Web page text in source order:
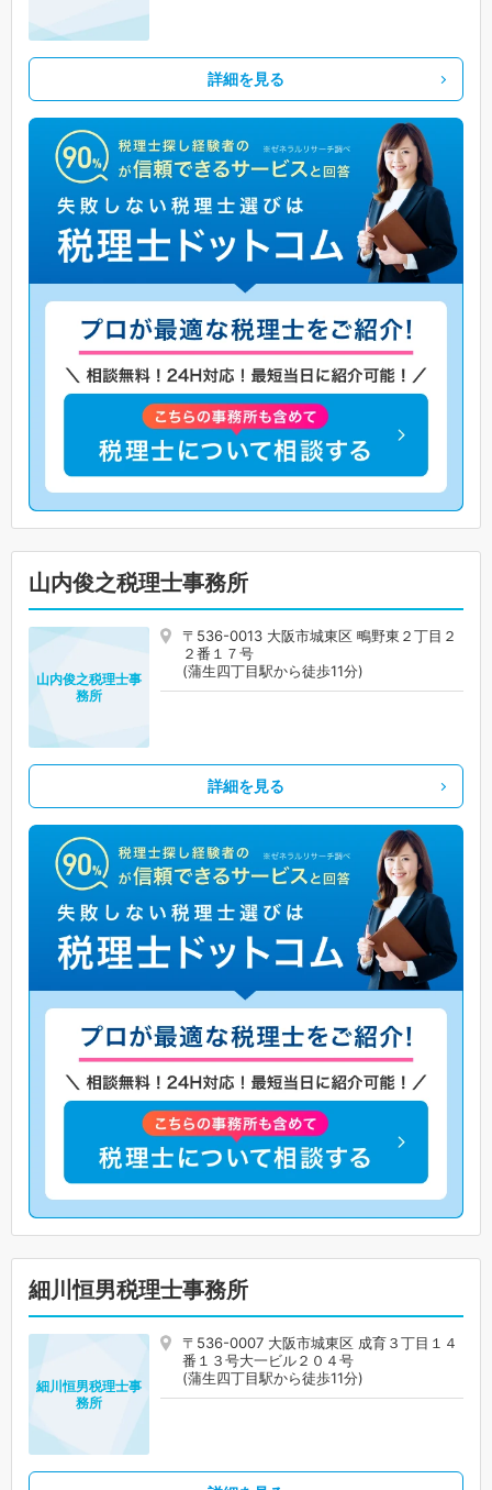
詳細を見る
山内俊之税理士事務所
〒536-0013 大阪市城東区 鴫野東２丁目２
２番１７号
(蒲生四丁目駅から徒歩11分)
山内俊之税理士事
務所
詳細を見る
細川恒男税理士事務所
〒536-0007 大阪市城東区 成育３丁目１４
番１３号大一ビル２０４号
(蒲生四丁目駅から徒歩11分)
細川恒男税理士事
務所